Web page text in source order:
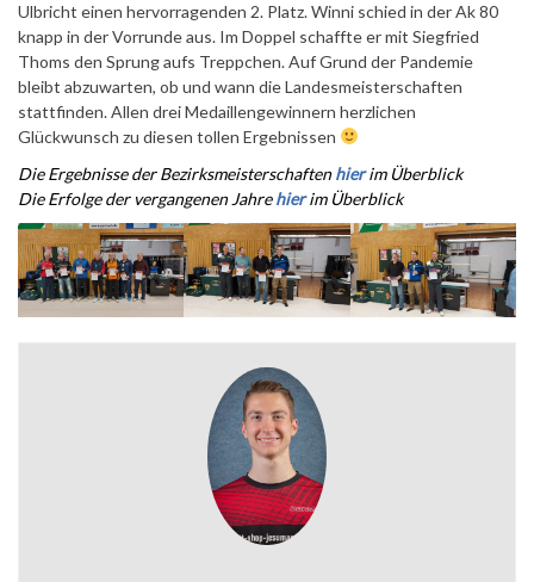
Ulbricht einen hervorragenden 2. Platz. Winni schied in der Ak 80
knapp in der Vorrunde aus. Im Doppel schaffte er mit Siegfried
Thoms den Sprung aufs Treppchen. Auf Grund der Pandemie
bleibt abzuwarten, ob und wann die Landesmeisterschaften
stattfinden. Allen drei Medaillengewinnern herzlichen
Glückwunsch zu diesen tollen Ergebnissen
Die Ergebnisse der Bezirksmeisterschaftenhier im Überblick
Die Erfolge der vergangenen Jahrehier im Überblick